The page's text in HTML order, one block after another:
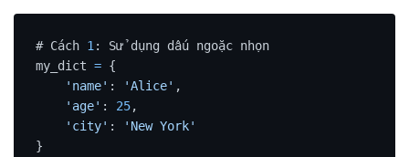
# Cách 1 : Sử dụng dấu ngoặc nhọn
my_dict = {
'name' : 'Alice' ,
'age' : 25,
'city' :
'New York'
}